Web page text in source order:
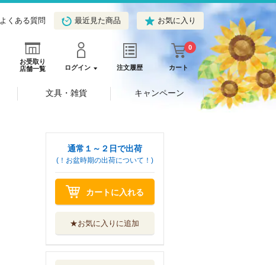
よくある質問 最近見た商品 お気に入り
お受取り
店舗一覧
ログイン 注文履歴 カート
0
文具・雑貨 キャンペーン
通常１～２日で出荷
(！お盆時期の出荷について！)
カートに入れる
★お気に入りに追加
ぐらんぶる ２５
講談社